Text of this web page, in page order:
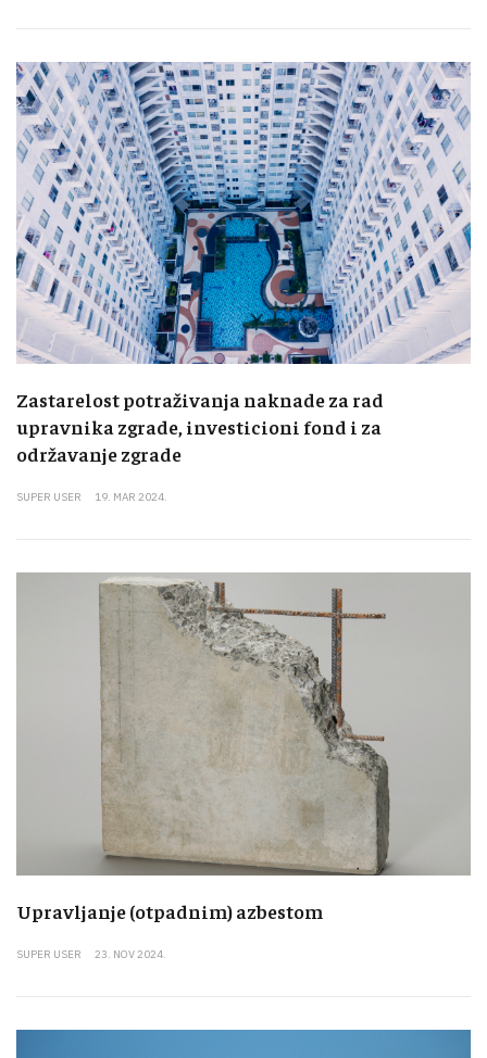
Zastarelost potraživanja naknade za rad
upravnika zgrade, investicioni fond i za
održavanje zgrade
SUPER USER 19. MAR 2024.
Upravljanje (otpadnim) azbestom
SUPER USER 23. NOV 2024.